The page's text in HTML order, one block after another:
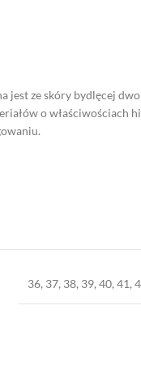
jest ze skóry bydlęcej
o właściwościach
36, 37, 38, 39, 40, 41,